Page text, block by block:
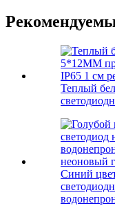
Теплый
Синий